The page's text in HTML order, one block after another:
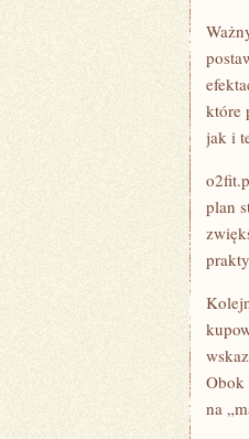
które
jak i
plan
Obok
na